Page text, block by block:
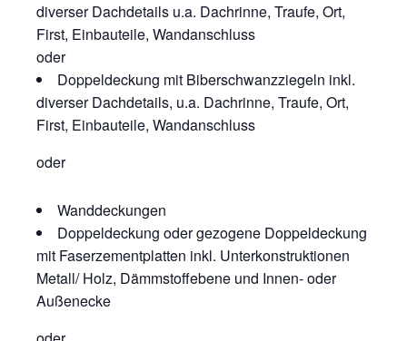
diverser Dachdetails u.a. Dachrinne, Traufe, Ort,
First, Einbauteile, Wandanschluss
oder
Doppeldeckung mit Biberschwanzziegeln inkl.
diverser Dachdetails, u.a. Dachrinne, Traufe, Ort,
First, Einbauteile, Wandanschluss
oder
Wanddeckungen
Doppeldeckung oder gezogene Doppeldeckung
mit Faserzementplatten inkl. Unterkonstruktionen
Metall/ Holz, Dämmstoffebene und Innen- oder
Außenecke